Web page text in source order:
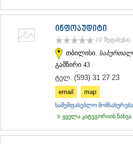
ინფოაუდიტი
(0 შეფასება)
თბილისი.
გამზირი 43
ტელ: (593) 31 27 23
email map
საშემფასებლო მომსახურება
ყველა კატეგორიის ნახვა